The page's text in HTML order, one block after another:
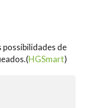
possibilidades de
HGSmart)